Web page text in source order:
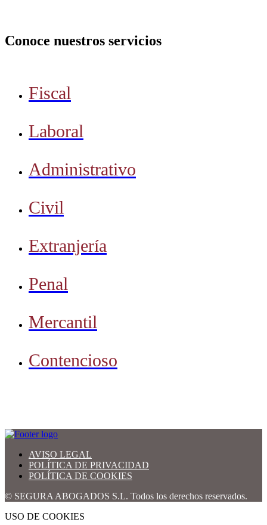
Conoce nuestros servicios
Fiscal
Laboral
Administrativo
Civil
Extranjería
Penal
Mercantil
Contencioso
AVISO LEGAL
POLÍTICA DE PRIVACIDAD
POLÍTICA DE COOKIES
© SEGURA ABOGADOS S.L. Todos los derechos reservados.
USO DE COOKIES